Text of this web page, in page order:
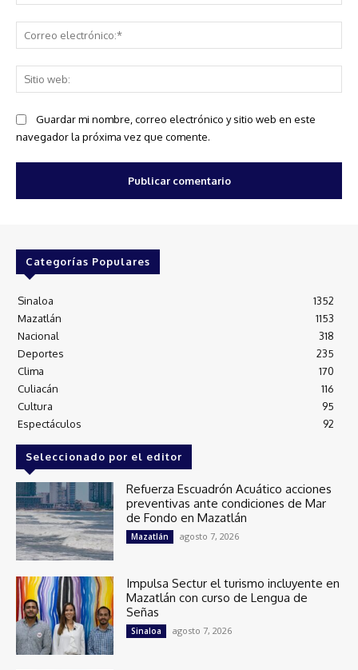
Guardar mi nombre, correo electrónico y sitio web en este
navegador la próxima vez que comente.
Categorías Populares
Sinaloa
1352
Mazatlán
1153
Nacional
318
Deportes
235
Clima
170
Culiacán
116
Cultura
95
Espectáculos
92
Seleccionado por el editor
Refuerza Escuadrón Acuático acciones
preventivas ante condiciones de Mar
de Fondo en Mazatlán
Mazatlán agosto 7, 2026
Impulsa Sectur el turismo incluyente en
Mazatlán con curso de Lengua de
Señas
Sinaloa agosto 7, 2026